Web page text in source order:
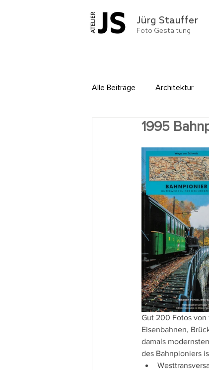
Jürg Stauffer
Foto Gestaltung
Alle Beiträge Architektur
Menschen Montagen
Sachaufnahmen
1995
Gut 200 Fotos von
Eisenbahnen,
damals
des Bahnpioniers